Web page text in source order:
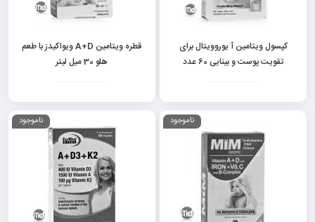
کپسول ویتامین آ یوروویتال برای
تقویت پوست و بینایی 60 عدد
قطره ویتامین A+D ویواکیدز با طعم
هلو 30 میل لیتر
ناموجود ناموجود